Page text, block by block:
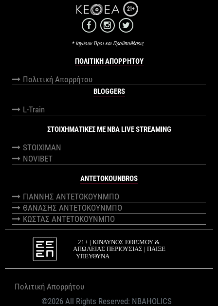
21+
* Ισχύουν Όροι και Προϋποθέσεις
ΠΟΛΙΤΙΚΉ ΑΠΟΡΡΉΤΟΥ
Πολιτική Απορρήτου
BLOGGERS
L-Train
ΣΤΟΙΧΗΜΑΤΙΚΕΣ ΜΕ NBA LIVE STREAMING
STOIXIMAN
NOVIBET
ANTETOKOUNBROS
ΓΙΑΝΝΗΣ ΑΝΤΕΤΟΚΟΥΝΜΠΟ
ΘΑΝΑΣΗΣ ΑΝΤΕΤΟΚΟΥΝΜΠΟ
ΚΩΣΤΑΣ ΑΝΤΕΤΟΚΟΥΝΜΠΟ
©2026 All Rights Reserved: NBAHOLICS
Πολιτική Απορρήτου